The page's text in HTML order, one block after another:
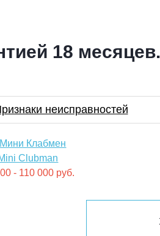
18 месяцев.
неисправностей
Clubman
- 110 000 руб.